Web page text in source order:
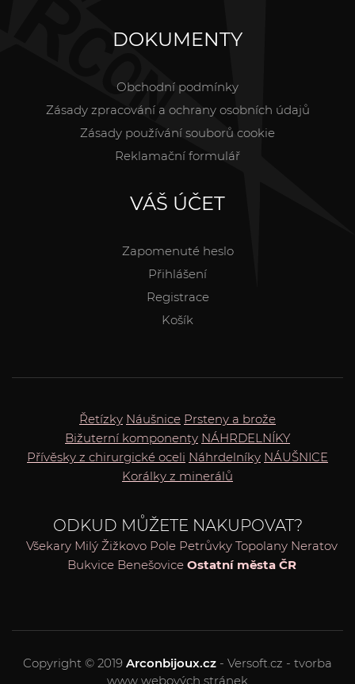
DOKUMENTY
Obchodní podmínky
Zásady zpracování a ochrany osobních údajů
Zásady používání souborů cookie
Reklamační formulář
VÁŠ ÚČET
Zapomenuté heslo
Přihlášení
Registrace
Košík
Řetízky Náušnice Prsteny a brože
Bižuterní komponenty NÁHRDELNÍKY
Přívěsky z chirurgické oceli Náhrdelníky NÁUŠNICE
Korálky z minerálů
ODKUD MŮŽETE NAKUPOVAT?
Všekary Milý Žižkovo Pole Petrůvky Topolany Neratov
Bukvice Benešovice Ostatní města ČR
Copyright © 2019 Arconbijoux.cz - Versoft.cz - tvorba
www webových stránek